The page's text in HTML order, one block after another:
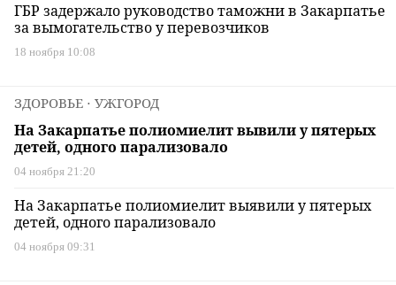
ГБР задержало руководство таможни в Закарпатье
за вымогательство у перевозчиков
18 ноября 10:08
ЗДОРОВЬЕ ⋅ УЖГОРОД
На Закарпатье полиомиелит вывили у пятерых
детей, одного парализовало
04 ноября 21:20
На Закарпатье полиомиелит выявили у пятерых
детей, одного парализовало
04 ноября 09:31